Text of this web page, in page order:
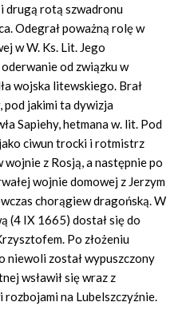
drugą rotą szwadronu
Odegrał poważną rolę w
w W. Ks. Lit. Jego
od związku w
wojska litewskiego. Brał
pod jakimi ta dywizja
Sapiehy, hetmana w. lit. Pod
ciwun trocki i rotmistrz
wojnie z Rosją, a następnie po
wojnie domowej z Jerzym
chorągiew dragońską. W
(4 IX 1665) dostał się do
Po złożeniu
niewoli został wypuszczony
wsławił się wraz z
na Lubelszczyźnie.